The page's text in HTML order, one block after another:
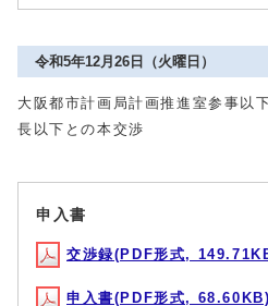
令和5年12月26日（火曜日）
大阪都市計画局計画推進室参事以
長以下との本交渉
申入書
交渉録(PDF形式,
申入書(PDF形式, 68.60KB)